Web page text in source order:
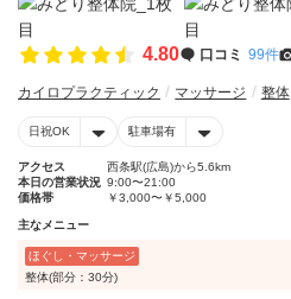
4.80 口コミ 99件
カイロプラクティック マッサージ 整体
日祝OK 駐車場有
アクセス
西条駅(広島)から5.6km
本日の営業状況 9:00〜21:00
価格帯
￥3,000〜￥5,000
主なメニュー
ほぐし・マッサージ
整体(部分：30分)